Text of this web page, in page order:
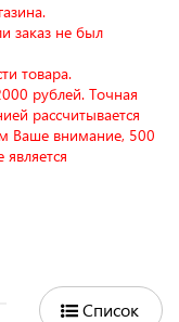
заказ не был
товара.
рублей. Точная
рассчитывается
Ваше внимание, 500
Список